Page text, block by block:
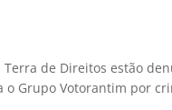
de Direitos estão
Grupo Votorantim por